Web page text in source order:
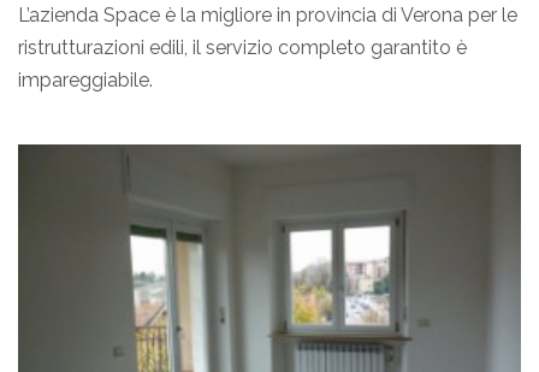
L’azienda Space è la migliore in provincia di Verona per le
ristrutturazioni edili, il servizio completo garantito è
impareggiabile.